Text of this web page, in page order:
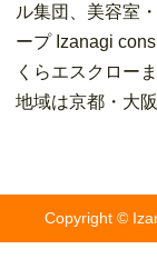
ル集団、美容室
ープ Izanagi
くらエスクロー
地域は京都・大
Copyright ©